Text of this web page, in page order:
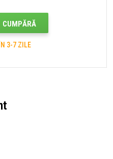
CUMPĂRĂ
3-7 ZILE